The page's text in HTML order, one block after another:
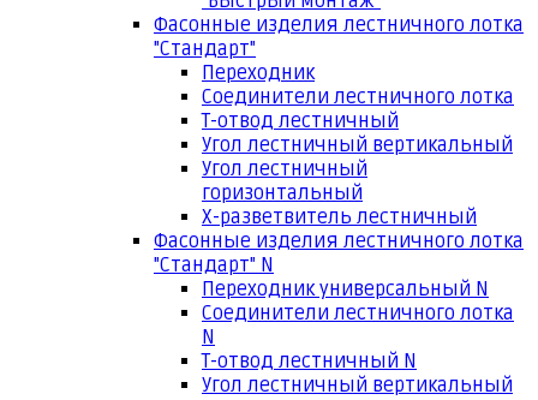
Фасонные изделия лестничного лотка
"Стандарт"
Переходник
Соединители лестничного лотка
Т-отвод лестничный
Угол лестничный вертикальный
Угол лестничный
горизонтальный
Х-разветвитель лестничный
Фасонные изделия лестничного лотка
"Стандарт" N
Переходник универсальный N
Соединители лестничного лотка
N
Т-отвод лестничный N
Угол лестничный вертикальный